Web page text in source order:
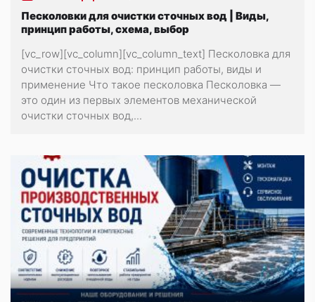
Песколовки для очистки сточных вод | Виды,
принцип работы, схема, выбор
[vc_row][vc_column][vc_column_text] Песколовка для
очистки сточных вод: принцип работы, виды и
применение Что такое песколовка Песколовка —
это один из первых элементов механической
очистки сточных вод,...